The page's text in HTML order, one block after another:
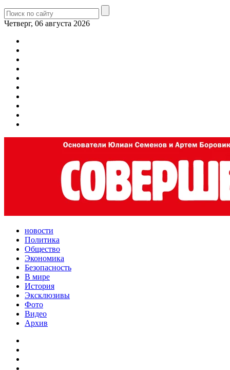
Четверг, 06 августа 2026
новости
Политика
Общество
Экономика
Безопасность
В мире
История
Эксклюзивы
Фото
Видео
Архив